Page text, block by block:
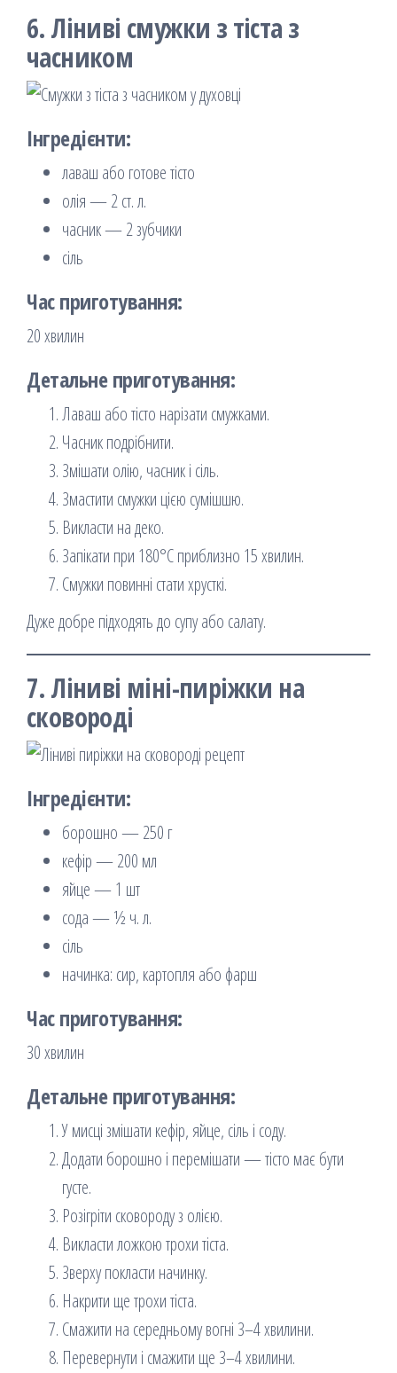
6. Ліниві смужки з тіста з
часником
Інгредієнти:
лаваш або готове тісто
олія — 2 ст. л.
часник — 2 зубчики
сіль
Час приготування:
20 хвилин
Детальне приготування:
Лаваш або тісто нарізати смужками.
Часник подрібнити.
Змішати олію, часник і сіль.
Змастити смужки цією сумішшю.
Викласти на деко.
Запікати при 180°C приблизно 15 хвилин.
Смужки повинні стати хрусткі.
Дуже добре підходять до супу або салату.
7. Ліниві міні-пиріжки на
сковороді
Інгредієнти:
борошно — 250 г
кефір — 200 мл
яйце — 1 шт
сода — ½ ч. л.
сіль
начинка: сир, картопля або фарш
Час приготування:
30 хвилин
Детальне приготування:
У мисці змішати кефір, яйце, сіль і соду.
Додати борошно і перемішати — тісто має бути
густе.
Розігріти сковороду з олією.
Викласти ложкою трохи тіста.
Зверху покласти начинку.
Накрити ще трохи тіста.
Смажити на середньому вогні 3–4 хвилини.
Перевернути і смажити ще 3–4 хвилини.